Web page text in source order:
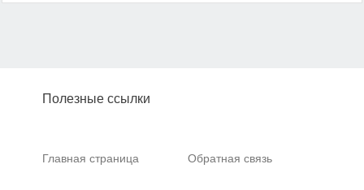
Полезные ссылки
Главная страница Обратная связь